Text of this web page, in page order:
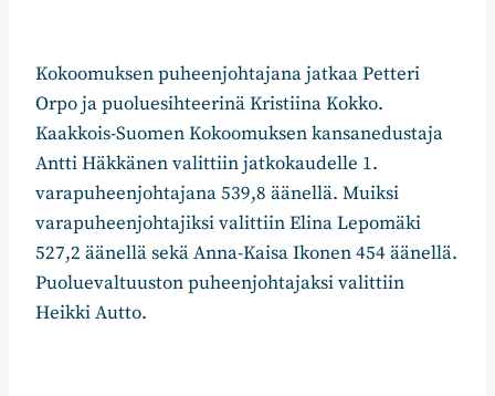
Kokoomuksen puheenjohtajana jatkaa Petteri
Orpo ja puoluesihteerinä Kristiina Kokko.
Kaakkois-Suomen Kokoomuksen kansanedustaja
Antti Häkkänen valittiin jatkokaudelle 1.
varapuheenjohtajana 539,8 äänellä. Muiksi
varapuheenjohtajiksi valittiin Elina Lepomäki
527,2 äänellä sekä Anna-Kaisa Ikonen 454 äänellä.
Puoluevaltuuston puheenjohtajaksi valittiin
Heikki Autto.